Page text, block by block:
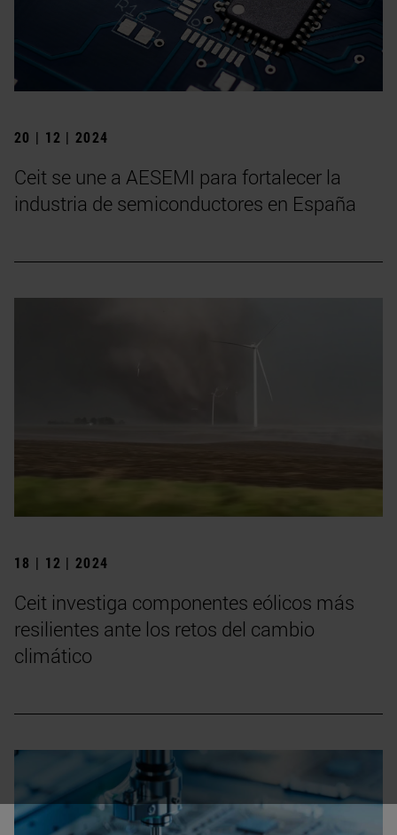
20 | 12 | 2024
Ceit se une a AESEMI para fortalecer la
industria de semiconductores en España
18 | 12 | 2024
Ceit investiga componentes eólicos más
resilientes ante los retos del cambio
climático